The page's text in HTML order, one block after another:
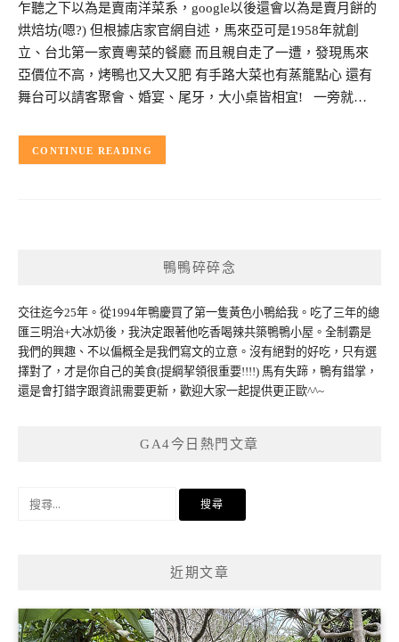
乍聽之下以為是賣南洋菜系，google以後還會以為是賣月餅的
烘焙坊(嗯?) 但根據店家官網自述，馬來亞可是1958年就創
立、台北第一家賣粵菜的餐廳 而且親自走了一遭，發現馬來
亞價位不高，烤鴨也又大又肥 有手路大菜也有蒸籠點心 還有
舞台可以請客聚會、婚宴、尾牙，大小桌皆相宜! 一旁就…
CONTINUE READING
鴨鴨碎碎念
交往迄今25年。從1994年鴨慶買了第一隻黃色小鴨給我。吃了三年的總
匯三明治+大冰奶後，我決定跟著他吃香喝辣共築鴨鴨小屋。全制霸是
我們的興趣、不以偏概全是我們寫文的立意。沒有絕對的好吃，只有選
擇對了，才是你自己的美食(提綱挈領很重要!!!!) 馬有失蹄，鴨有錯掌，
還是會打錯字跟資訊需要更新，歡迎大家一起提供更正歐^^~
GA4今日熱門文章
近期文章